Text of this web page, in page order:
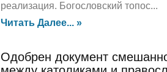
реализация. Богословский топос...
Читать Далее... »
Одобрен документ